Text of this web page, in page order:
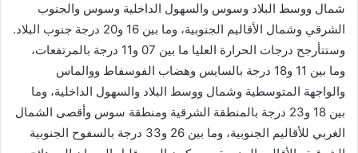
شمال ووسط البلاد وسوس والسهول الداخلية وسوس والجنوب
الشرقي وشمال الأقاليم الجنوبية، وما بين 16 و20 درجة جنوب البلاد.
وستتأرجح درجات الحرارة العليا ما بين 07 و11 درجة بالمرتفعات،
وما بين 11 و18 درجة بالسايس وهضاب الفوسفاط ووالماس
والواجهة المتوسطية وشمال ووسط البلاد والسهول الداخلية، وما
بين 18 و23 درجة بالمنطقة الشرقية ومنطقة سوس وأقصى الشمال
الغربي للأقاليم الجنوبية، وما بين 26 و33 درجة بالسفوح الجنوبية